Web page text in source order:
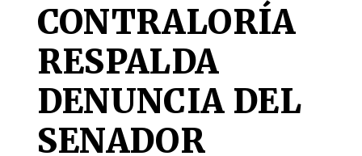
CONTRALORÍA
RESPALDA
DENUNCIA DEL
SENADOR